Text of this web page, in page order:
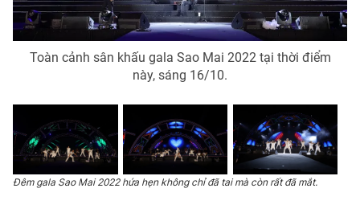
Toàn cảnh sân khấu gala Sao Mai 2022 tại thời điểm
này, sáng 16/10.
Đêm gala Sao Mai 2022 hứa hẹn không chỉ đã tai mà còn rất đã mắt.